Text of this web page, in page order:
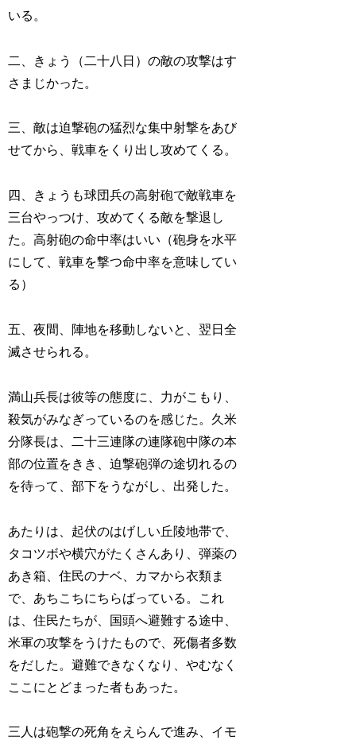
いる。
二、きょう（二十八日）の敵の攻撃はす
さまじかった。
三、敵は迫撃砲の猛烈な集中射撃をあび
せてから、戦車をくり出し攻めてくる。
四、きょうも球団兵の高射砲で敵戦車を
三台やっつけ、攻めてくる敵を撃退し
た。高射砲の命中率はいい（砲身を水平
にして、戦車を撃つ命中率を意味してい
る）
五、夜間、陣地を移動しないと、翌日全
滅させられる。
満山兵長は彼等の態度に、力がこもり、
殺気がみなぎっているのを感じた。久米
分隊長は、二十三連隊の連隊砲中隊の本
部の位置をきき、迫撃砲弾の途切れるの
を待って、部下をうながし、出発した。
あたりは、起伏のはげしい丘陵地帯で、
タコツボや横穴がたくさんあり、弾薬の
あき箱、住民のナベ、カマから衣類ま
で、あちこちにちらばっている。これ
は、住民たちが、国頭へ避難する途中、
米軍の攻撃をうけたもので、死傷者多数
をだした。避難できなくなり、やむなく
ここにとどまった者もあった。
三人は砲撃の死角をえらんで進み、イモ